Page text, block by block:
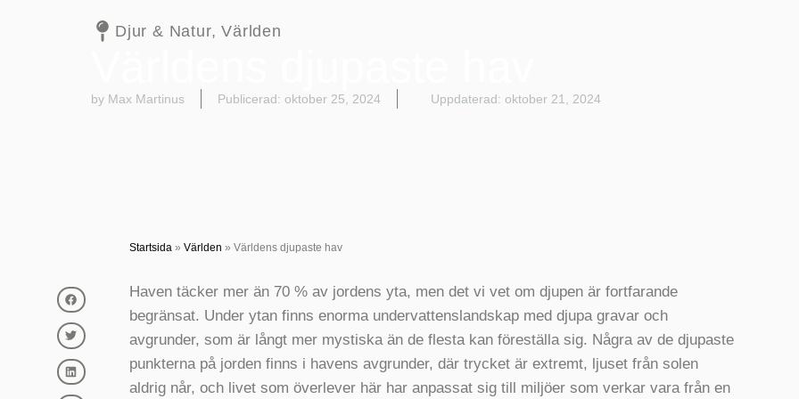
Djur & Natur,Världen
by Max Martinus Publicerad: oktober 25, 2024 Uppdaterad: oktober 21, 2024
Startsida» Världen » Världens djupaste hav
Haven täcker mer än 70 % av jordens yta, men det vi vet om djupen är fortfarande
begränsat. Under ytan finns enorma undervattenslandskap med djupa gravar och
avgrunder, som är långt mer mystiska än de flesta kan föreställa sig. Några av de djupaste
punkterna på jorden finns i havens avgrunder, där trycket är extremt, ljuset från solen
aldrig når, och livet som överlever här har anpassat sig till miljöer som verkar vara från en